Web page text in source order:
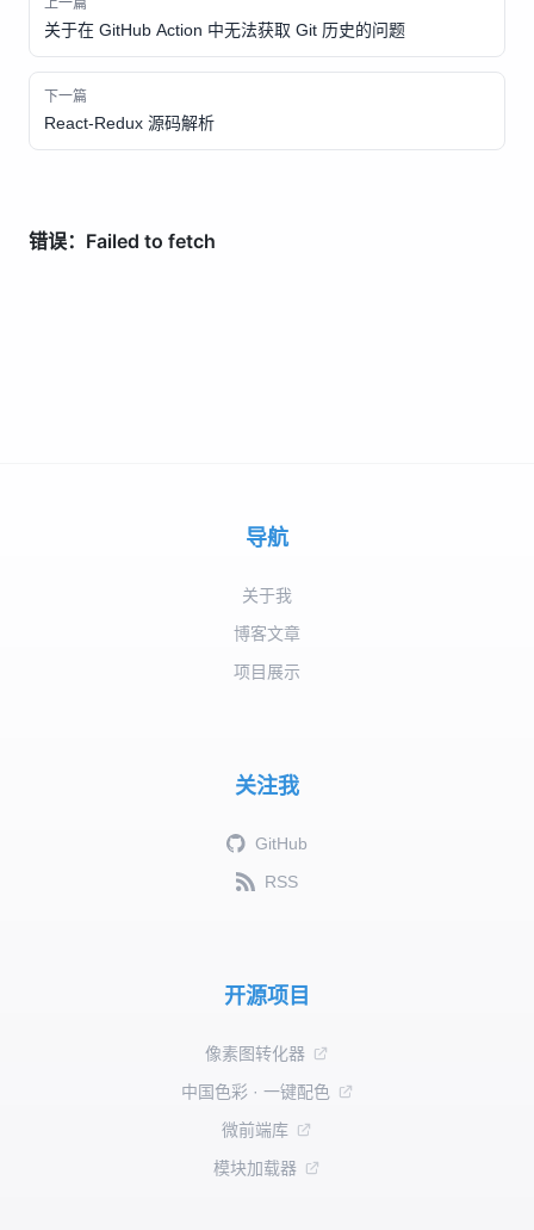
关于在 GitHub Action 中无法获取 Git 历史的问题
下一篇
React-Redux 源码解析
导航
关于我
博客文章
项目展示
关注我
GitHub
RSS
开源项目
像素图转化器
中国色彩 · 一键配色
微前端库
模块加载器